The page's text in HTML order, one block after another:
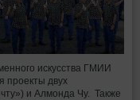
искусства ГМИИ
проекты двух
и Алмонда Чу. Также